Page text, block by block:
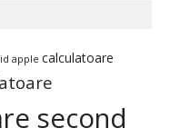
apple calculatoare
second